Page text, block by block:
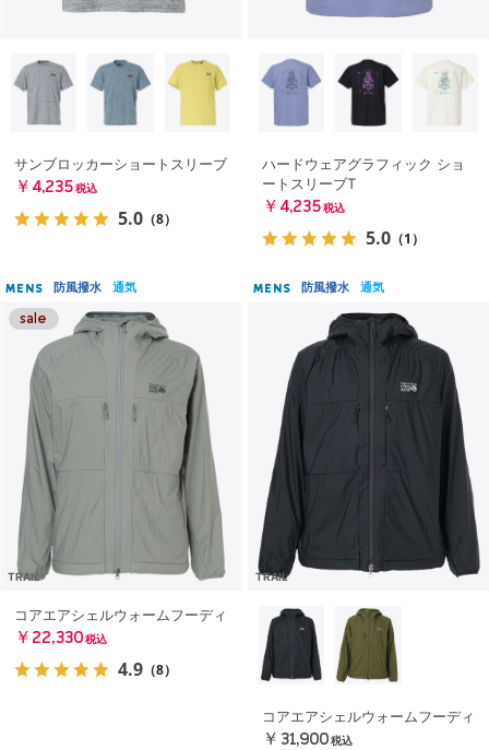
サンブロッカーショートスリーブ
￥4,235 税込
5.0 （8）
ハードウェアグラフィック ショ
ートスリーブT
￥4,235 税込
5.0 （1）
MENS 防風撥水 通気
TRAIL
コアエアシェルウォームフーディ
￥22,330 税込
4.9 （8）
MENS 防風撥水 通気
TRAIL
コアエアシェルウォームフーディ
￥31,900 税込